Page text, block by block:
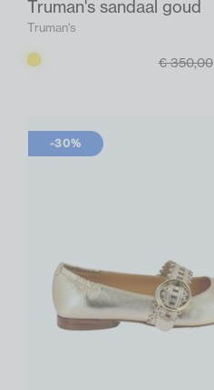
Truman's sandaal goud
Truman's
Goud € 350,00
-30%